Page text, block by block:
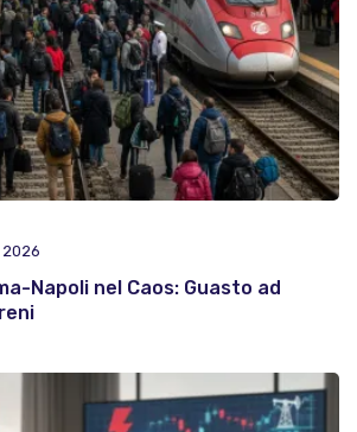
Napoli nel Caos: Guasto ad